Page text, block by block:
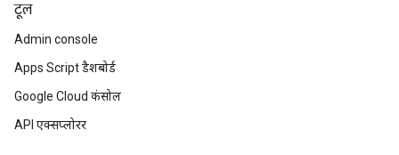
टूल
Admin console
Apps Script डैशबोर्ड
Google Cloud कंसोल
API एक्सप्लोरर